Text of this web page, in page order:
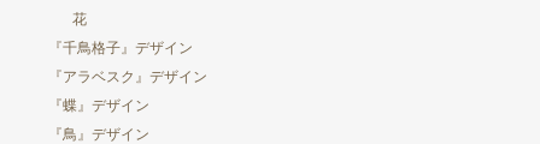
花
『千鳥格子』デザイン
『アラベスク』デザイン
『蝶』デザイン
『鳥』デザイン